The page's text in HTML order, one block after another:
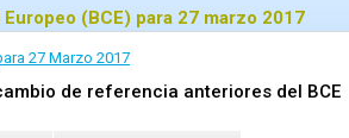
(BCE) para 27 marzo 2017
27 Marzo 2017
de referencia anteriores del BCE